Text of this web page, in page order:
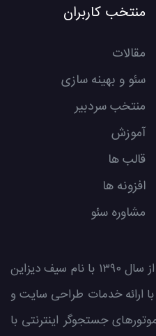
منتخب کاربران
مقالات
سئو و بهینه سازی
منتخب سردبیر
آموزش
قالب ها
افزونه ها
مشاوره سئو
گروه فنی مهندسی سیف دیزاین از سال ۱۳۹۰ با نام سیف دیزاین
با ارائه خدمات طراحی سایت و
جستجوگر اینترنتی با